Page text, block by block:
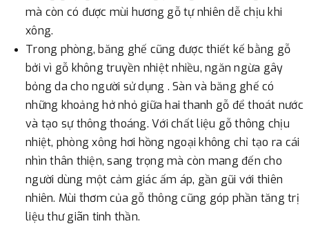
mà còn có được mùi hương gỗ tự nhiên dễ chịu khi
xông.
Trong phòng, băng ghế cũng được thiết kế bằng gỗ
bởi vì gỗ không truyền nhiệt nhiều, ngăn ngừa gây
bỏng da cho người sử dụng . Sàn và băng ghế có
những khoảng hở nhỏ giữa hai thanh gỗ để thoát nước
và tạo sự thông thoáng. Với chất liệu gỗ thông chịu
nhiệt, phòng xông hơi hồng ngoại không chỉ tạo ra cái
nhìn thân thiện, sang trọng mà còn mang đến cho
người dùng một cảm giác ấm áp, gần gũi với thiên
nhiên. Mùi thơm của gỗ thông cũng góp phần tăng trị
liệu thư giãn tinh thần.